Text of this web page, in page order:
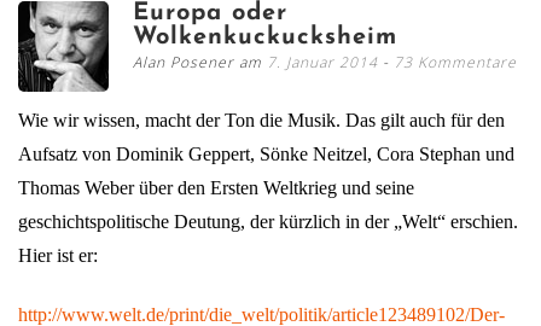
Europa oder
Wolkenkuckucksheim
Alan Posener am 7. Januar 2014 73 Kommentare
Wie wir wissen, macht der Ton die Musik. Das gilt auch für den
Aufsatz von Dominik Geppert, Sönke Neitzel, Cora Stephan und
Thomas Weber über den Ersten Weltkrieg und seine
geschichtspolitische Deutung, der kürzlich in der „Welt“ erschien.
Hier ist er:
http://www.welt.de/print/die_welt/politik/article123489102/Der-